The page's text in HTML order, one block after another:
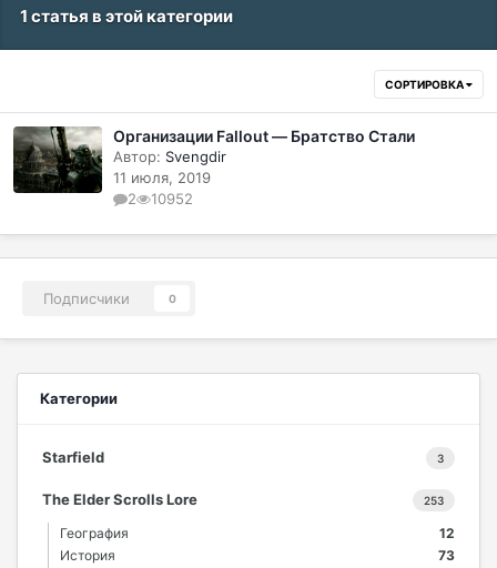
1 статья в этой категории
СОРТИРОВКА
Организации Fallout — Братство Стали
Автор: Svengdir
11 июля, 2019
2
10952
Подписчики 0
Категории
3
Starfield
253
The Elder Scrolls Lore
12
География
73
История